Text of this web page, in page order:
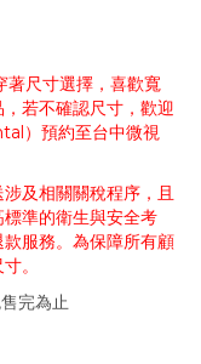
著尺寸選擇，喜歡寬
若不確認尺寸，歡迎
）預約至台中微視
及相關關稅程序，且
準的衛生與安全考
服務。為保障所有顧
。
完為止